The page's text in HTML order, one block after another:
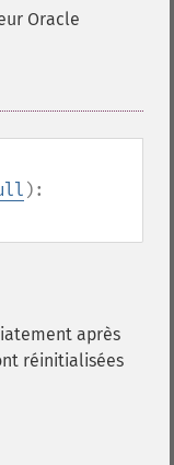
Oracle
):
après
réinitialisées